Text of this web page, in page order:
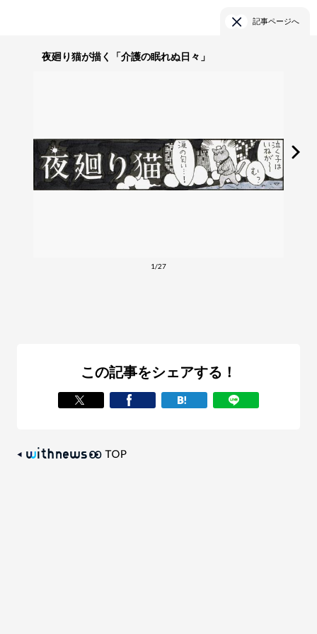
記事ページへ
夜廻り猫が描く「介護の眠れぬ日々」
1/27
この記事をシェアする！